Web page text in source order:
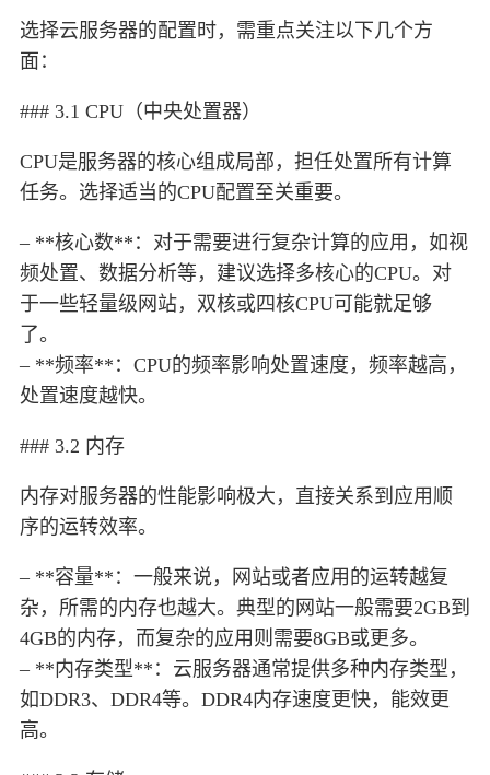
选择云服务器的配置时，需重点关注以下几个方
面：
### 3.1 CPU（中央处置器）
CPU是服务器的核心组成局部，担任处置所有计算
任务。选择适当的CPU配置至关重要。
– **核心数**：对于需要进行复杂计算的应用，如视
频处置、数据分析等，建议选择多核心的CPU。对
于一些轻量级网站，双核或四核CPU可能就足够
了。
– **频率**：CPU的频率影响处置速度，频率越高，
处置速度越快。
### 3.2 内存
内存对服务器的性能影响极大，直接关系到应用顺
序的运转效率。
– **容量**：一般来说，网站或者应用的运转越复
杂，所需的内存也越大。典型的网站一般需要2GB到
4GB的内存，而复杂的应用则需要8GB或更多。
– **内存类型**：云服务器通常提供多种内存类型，
如DDR3、DDR4等。DDR4内存速度更快，能效更
高。